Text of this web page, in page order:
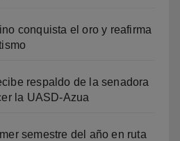
conquista el oro y reafirma
respaldo de la senadora
la UASD-Azua
semestre del año en ruta